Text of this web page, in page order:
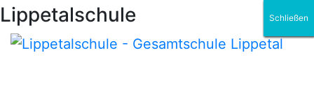
Lippetalschule Schließen
Schließen
Schließen
Schließen
Schließen
Schließen